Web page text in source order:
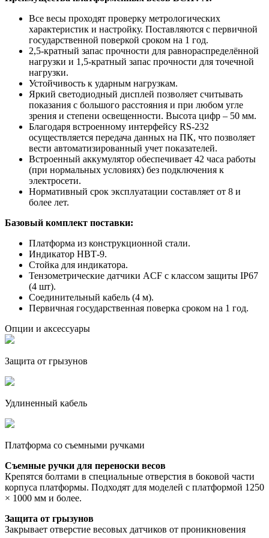
Все весы проходят проверку метрологических
характеристик и настройку. Поставляются с первичной
государственной поверкой сроком на 1 год.
2,5-кратный запас прочности для равнораспределённой
нагрузки и 1,5-кратный запас прочности для точечной
нагрузки.
Устойчивость к ударным нагрузкам.
Яркий светодиодный дисплей позволяет считывать
показания с большого расстояния и при любом угле
зрения и степени освещенности. Высота цифр – 50 мм.
Благодаря встроенному интерфейсу RS-232
осуществляется передача данных на ПК, что позволяет
вести автоматизированный учет показателей.
Встроенный аккумулятор обеспечивает 42 часа работы
(при нормальных условиях) без подключения к
электросети.
Нормативный срок эксплуатации составляет от 8 и
более лет.
Базовый комплект поставки:
Платформа из конструкционной стали.
Индикатор НВТ-9.
Стойка для индикатора.
Тензометрические датчики ACF с классом защиты IP67
(4 шт).
Соединительный кабель (4 м).
Первичная государственная поверка сроком на 1 год.
Опции и аксессуары
Защита от грызунов
Удлиненный кабель
Платформа со съемными ручками
Съемные ручки для переноски весов
Крепятся болтами в специальные отверстия в боковой части
корпуса платформы. Подходят для моделей с платформой 1250
× 1000 мм и более.
Защита от грызунов
Закрывает отверстие весовых датчиков от проникновения